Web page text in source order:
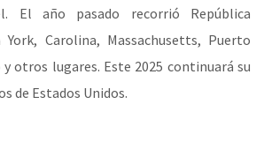
El año pasado recorrió República
York, Carolina, Massachusetts, Puerto
y otros lugares. Este 2025 continuará su
de Estados Unidos.